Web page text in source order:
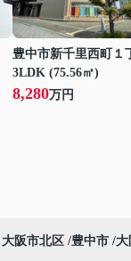
豊中市新千里西町１
3LDK (75.56㎡)
8,280万円
大阪市北区 豊中市